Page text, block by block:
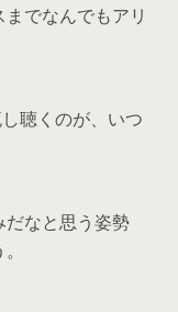
でなんでもアリ
聴くのが、いつ
なと思う姿勢